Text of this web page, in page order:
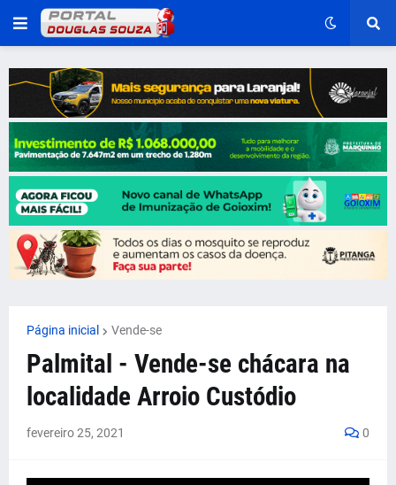
Página inicial Vende-se
Palmital - Vende-se chácara na
localidade Arroio Custódio
fevereiro 25, 2021 0